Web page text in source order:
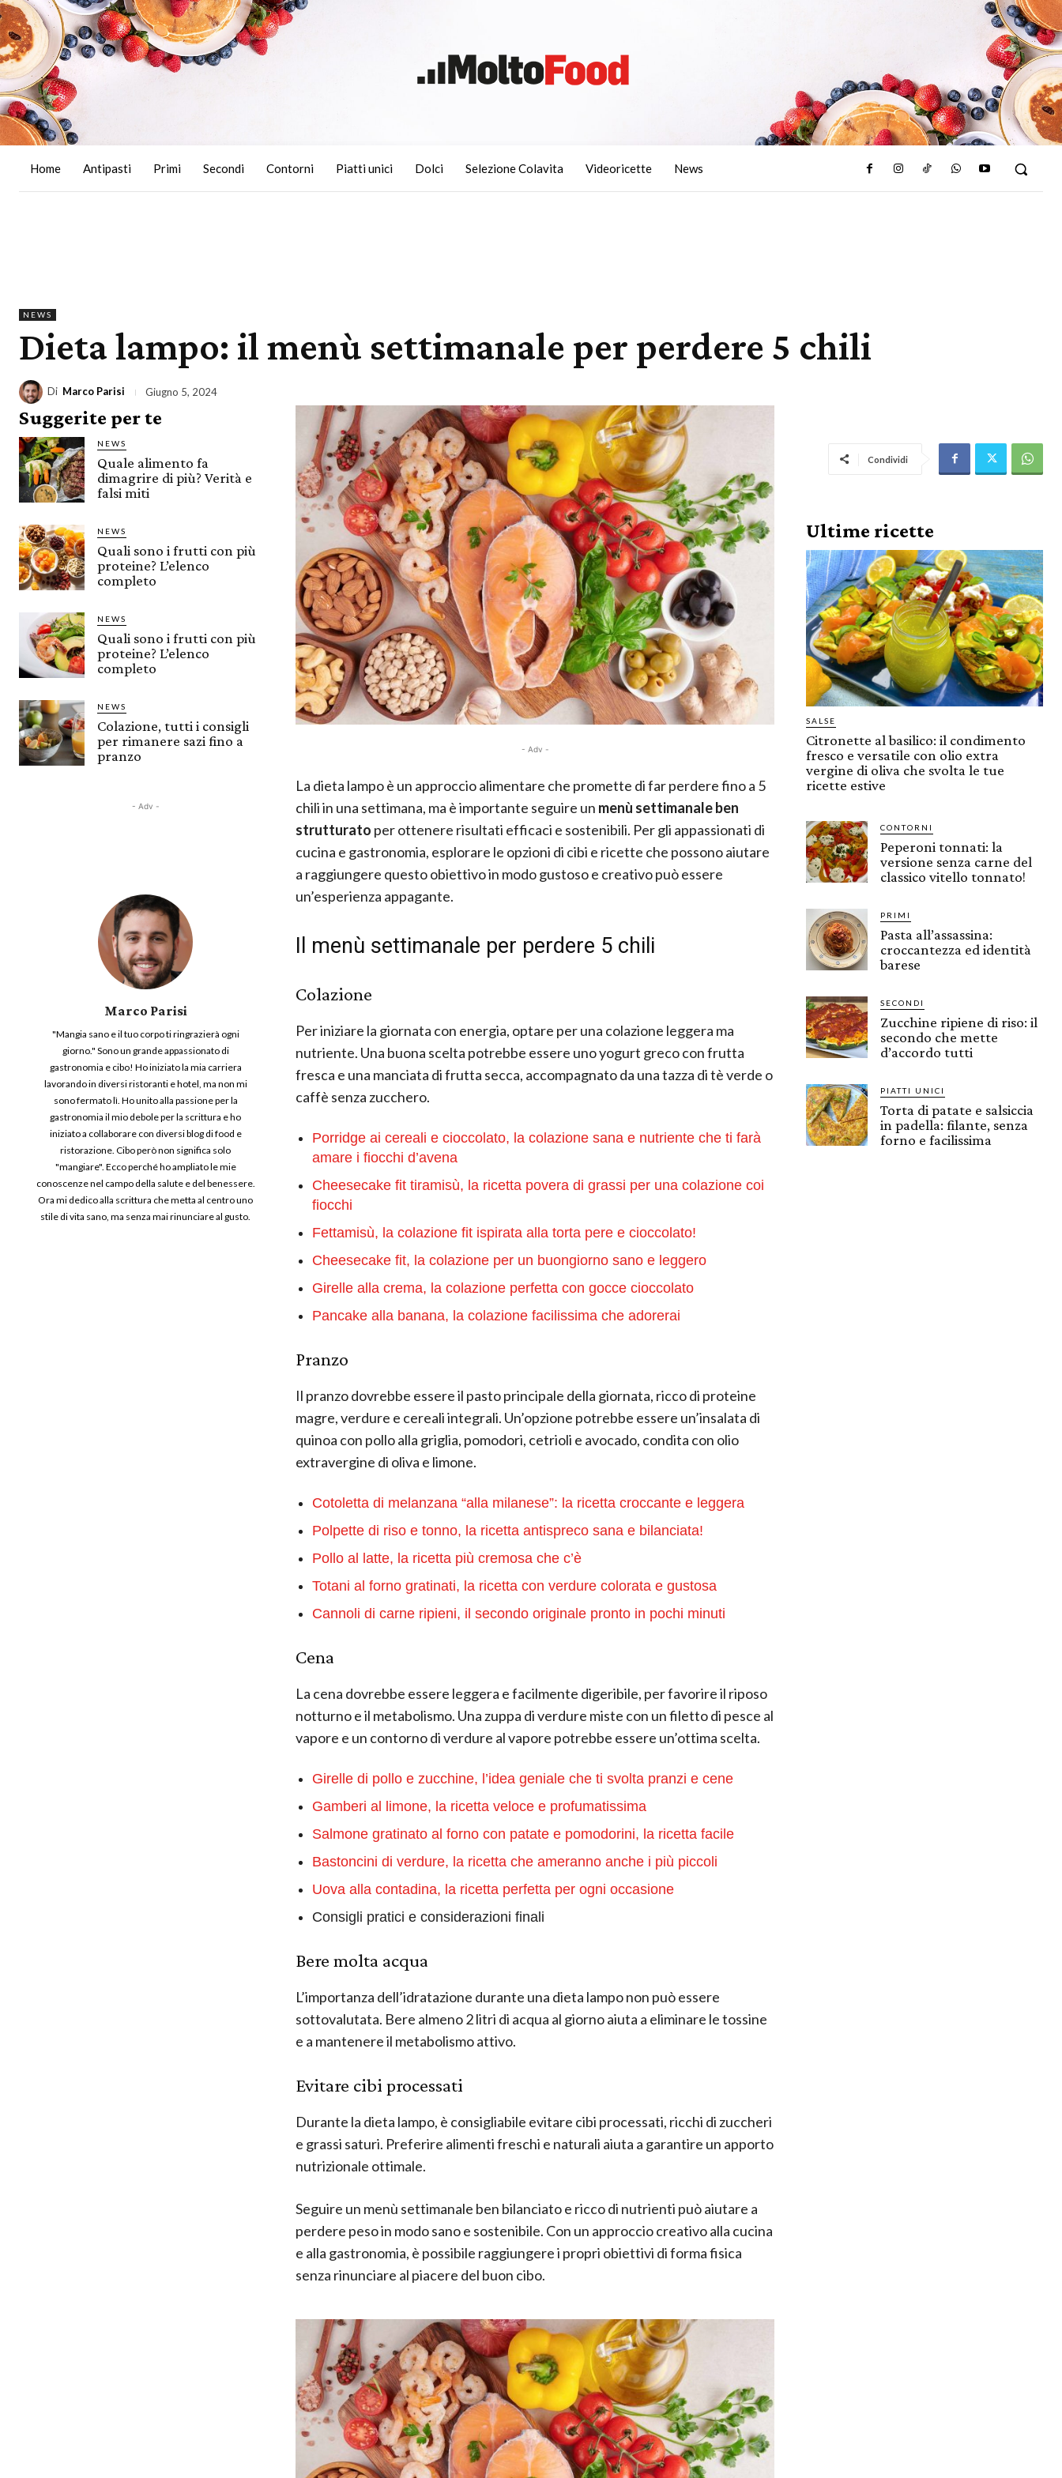
Home Antipasti Primi Secondi Contorni Piatti unici Dolci Selezione Colavita Videoricette News
NEWS
Dieta lampo: il menù settimanale per perdere 5 chili
Di Marco Parisi Giugno 5, 2024
Suggerite per te
NEWS
Quale alimento fa
dimagrire di più? Verità e
falsi miti
NEWS
Quali sono i frutti con più
proteine? L’elenco
completo
NEWS
Quali sono i frutti con più
proteine? L’elenco
completo
NEWS
Colazione, tutti i consigli
per rimanere sazi fino a
pranzo
- Adv -
Marco Parisi
"Mangia sano e il tuo corpo ti ringrazierà ogni
giorno." Sono un grande appassionato di
gastronomia e cibo! Ho iniziato la mia carriera
lavorando in diversi ristoranti e hotel, ma non mi
sono fermato lì. Ho unito alla passione per la
gastronomia il mio debole per la scrittura e ho
iniziato a collaborare con diversi blog di food e
ristorazione. Cibo però non significa solo
"mangiare". Ecco perché ho ampliato le mie
conoscenze nel campo della salute e del benessere.
Ora mi dedico alla scrittura che metta al centro uno
stile di vita sano, ma senza mai rinunciare al gusto.
- Adv -
La dieta lampo è un approccio alimentare che promette di far perdere fino a 5
chili in una settimana, ma è importante seguire un menù settimanale ben
strutturato per ottenere risultati efficaci e sostenibili. Per gli appassionati di
cucina e gastronomia, esplorare le opzioni di cibi e ricette che possono aiutare
a raggiungere questo obiettivo in modo gustoso e creativo può essere
un’esperienza appagante.
Il menù settimanale per perdere 5 chili
Colazione
Per iniziare la giornata con energia, optare per una colazione leggera ma
nutriente. Una buona scelta potrebbe essere uno yogurt greco con frutta
fresca e una manciata di frutta secca, accompagnato da una tazza di tè verde o
caffè senza zucchero.
Porridge ai cereali e cioccolato, la colazione sana e nutriente che ti farà
amare i fiocchi d’avena
Cheesecake fit tiramisù, la ricetta povera di grassi per una colazione coi
fiocchi
Fettamisù, la colazione fit ispirata alla torta pere e cioccolato!
Cheesecake fit, la colazione per un buongiorno sano e leggero
Girelle alla crema, la colazione perfetta con gocce cioccolato
Pancake alla banana, la colazione facilissima che adorerai
Pranzo
Il pranzo dovrebbe essere il pasto principale della giornata, ricco di proteine
magre, verdure e cereali integrali. Un’opzione potrebbe essere un’insalata di
quinoa con pollo alla griglia, pomodori, cetrioli e avocado, condita con olio
extravergine di oliva e limone.
Cotoletta di melanzana “alla milanese”: la ricetta croccante e leggera
Polpette di riso e tonno, la ricetta antispreco sana e bilanciata!
Pollo al latte, la ricetta più cremosa che c’è
Totani al forno gratinati, la ricetta con verdure colorata e gustosa
Cannoli di carne ripieni, il secondo originale pronto in pochi minuti
Cena
La cena dovrebbe essere leggera e facilmente digeribile, per favorire il riposo
notturno e il metabolismo. Una zuppa di verdure miste con un filetto di pesce al
vapore e un contorno di verdure al vapore potrebbe essere un’ottima scelta.
Girelle di pollo e zucchine, l’idea geniale che ti svolta pranzi e cene
Gamberi al limone, la ricetta veloce e profumatissima
Salmone gratinato al forno con patate e pomodorini, la ricetta facile
Bastoncini di verdure, la ricetta che ameranno anche i più piccoli
Uova alla contadina, la ricetta perfetta per ogni occasione
Consigli pratici e considerazioni finali
Bere molta acqua
L’importanza dell’idratazione durante una dieta lampo non può essere
sottovalutata. Bere almeno 2 litri di acqua al giorno aiuta a eliminare le tossine
e a mantenere il metabolismo attivo.
Evitare cibi processati
Durante la dieta lampo, è consigliabile evitare cibi processati, ricchi di zuccheri
e grassi saturi. Preferire alimenti freschi e naturali aiuta a garantire un apporto
nutrizionale ottimale.
Seguire un menù settimanale ben bilanciato e ricco di nutrienti può aiutare a
perdere peso in modo sano e sostenibile. Con un approccio creativo alla cucina
e alla gastronomia, è possibile raggiungere i propri obiettivi di forma fisica
senza rinunciare al piacere del buon cibo.
Condividi
Ultime ricette
SALSE
Citronette al basilico: il condimento
fresco e versatile con olio extra
vergine di oliva che svolta le tue
ricette estive
CONTORNI
Peperoni tonnati: la
versione senza carne del
classico vitello tonnato!
PRIMI
Pasta all’assassina:
croccantezza ed identità
barese
SECONDI
Zucchine ripiene di riso: il
secondo che mette
d’accordo tutti
PIATTI UNICI
Torta di patate e salsiccia
in padella: filante, senza
forno e facilissima